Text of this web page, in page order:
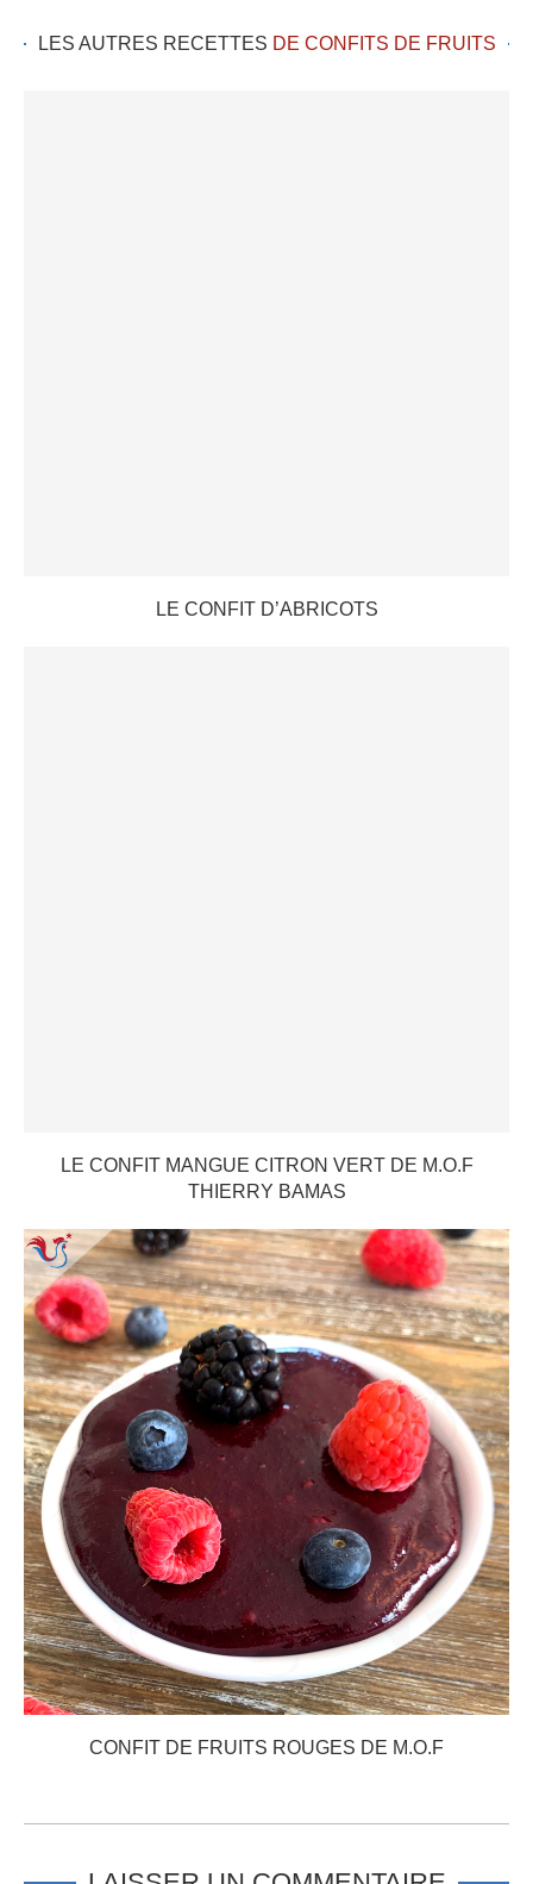
LES AUTRES RECETTES DE CONFITS DE FRUITS
LE CONFIT D’ABRICOTS
LE CONFIT MANGUE CITRON VERT DE M.O.F
THIERRY BAMAS
CONFIT DE FRUITS ROUGES DE M.O.F